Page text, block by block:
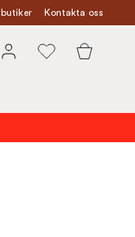
butiker Kontakta oss